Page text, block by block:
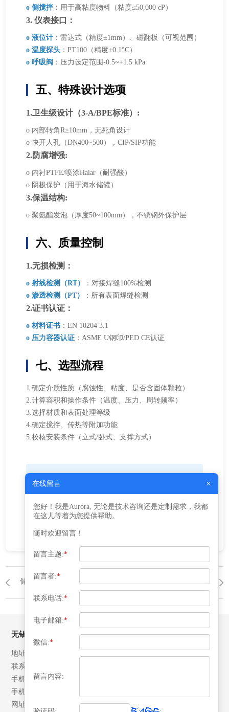
o 侧搅拌 ：用于高粘度物料（粘度≤50,000 cP）
3. 仪表接口：
o 液位计 ：雷达式（精度±1mm）、磁翻板（可视范围）
o 温度探头 ：PT100（精度±0.1°C）
o 呼吸阀 ：压力设定范围-0.5~+1.5 kPa
五、特殊设计选项
1.卫生级设计（3-A/BPE标准）:
o 内部转角R≥10mm，无死角设计
o 快开人孔（DN400~500），CIP/SIP功能
2.防腐增强:
o 内衬PTFE/喷涂Halar（耐强酸）
o 阴极保护（用于海水储罐）
3.保温结构:
o 聚氨酯发泡（厚度50~100mm），不锈钢外保护层
六、质量控制
1.无损检测：
o 射线检测（RT）
：对接焊缝100%检测
o 渗透检测（PT）
：所有表面焊缝检测
2.证书认证：
o 材料证书 ：EN 10204 3.1
o 压力容器认证 ：ASME U钢印/PED CE认证
七、选型流程
1.确定介质性质（腐蚀性、粘度、是否含固体颗粒）
2.计算容积和操作条件（温度、压力、周转频率）
3.选择材质和表面处理等级
4.确定搅拌、传热等附加功能
5.校核安装条件（立式/卧式、支撑方式）
不锈钢储罐需根据具体工况定制设计，
建议提供详细工艺参数由专业制造商-无
锡益腾进行工程计算。
储罐
无锡益腾压力容器有限公司
地址：江苏省江阴市月城镇北环路28号
联系人：张先生
手机：13506192042
手机：18652492007
网址：www.yitengrq.com
在线留言 ×
您好！我是Aurora, 无论是技术咨询还是定制需求，我都
在这儿等着为您提供帮助。
随时欢迎留言！
留言主题:*
留言者:*
联系电话:*
电子邮箱:*
微信:*
留言内容: